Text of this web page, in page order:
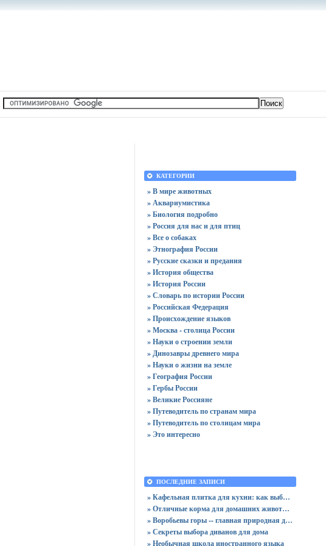
КАТЕГОРИИ
» В мире животных
» Аквариумистика
» Биология подробно
» Россия для нас и для птиц
» Все о собаках
» Этнография России
» Русские сказки и предания
» История общества
» История России
» Словарь по истории России
» Российская Федерация
» Происхождение языков
» Москва - столица России
» Науки о строении земли
» Динозавры древнего мира
» Науки о жизни на земле
» География России
» Гербы России
» Великие Россияне
» Путеводитель по странам мира
» Путеводитель по столицам мира
» Это интересно
ПОСЛЕДНИЕ ЗАПИСИ
» Кафельная плитка для кухни: как выбрать практичную отделку
» Отличные корма для домашних животных
» Воробьевы горы -- главная природная достопримечательность Москвы
» Секреты выбора диванов для дома
» Необычная школа иностранного языка